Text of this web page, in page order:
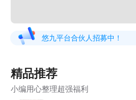
悠九平台合伙人招募中！
精品推荐
小编用心整理超强福利